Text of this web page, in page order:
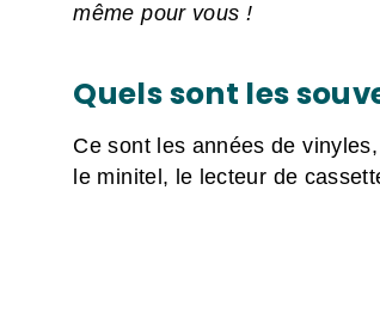
même pour vous !
Quels sont les
Ce sont les années de
le minitel, le lecteur de